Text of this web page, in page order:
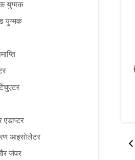
युग्मक
युग्मक
आइसोलेटर
जंपर